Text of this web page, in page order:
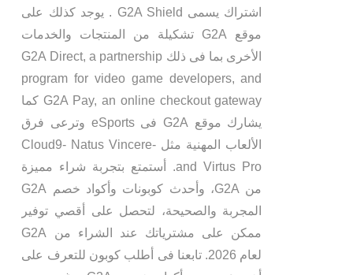
اشتراك يسمى G2A Shield . يوجد كذلك على
موقع G2A تشكيلة من المنتجات والخدمات
الأخرى بما فى ذلك G2A Direct, a partnership
program for video game developers, and
G2A Pay, an online checkout gateway كما
يشارك موقع G2A فى eSports وترعى فرق
الألعاب المهنية مثل Cloud9- Natus Vincere-
and Virtus Pro. أستمتع بتجربة شراء مميزة
من G2A، وأحدث كوبونات وأكواد خصم G2A
المجربة والصحيحة، لتحصل على أقصي توفير
ممكن على مشترياتك عند الشراء من G2A
لعام 2026. تابعنا فى أطلب كوبون للتعرف على